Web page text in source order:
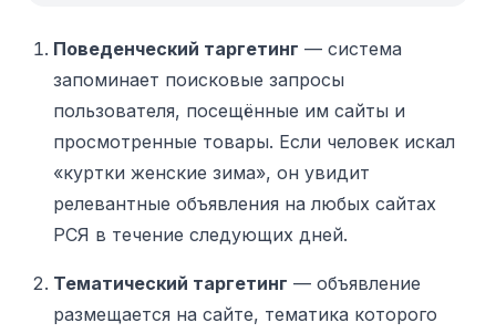
Поведенческий таргетинг — система
запоминает поисковые запросы
пользователя, посещённые им сайты и
просмотренные товары. Если человек искал
«куртки женские зима», он увидит
релевантные объявления на любых сайтах
РСЯ в течение следующих дней.
Тематический таргетинг — объявление
размещается на сайте, тематика которого